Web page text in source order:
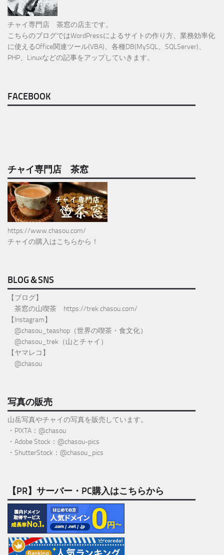
チャイ専門店 茶窓の店主です。
こちらのブログではWordPressによるサイトの作り方、業務効率化
に使えるOffice関連ツール(VBA)、各種DB(MySQL、SQLServer)、
PHP、Linuxなどの記事をアップしていきます。
FACEBOOK
チャイ専門店 茶窓
https://www.chasou.com/
チャイの購入はこちらから！
BLOG＆SNS
【ブログ】
茶窓の山喫茶 https://trek.chasou.com/
【Instagram】
@chasou_teashop （世界の喫茶・食文化）
@chasou_trek （山とチャイ）
【ヤマレコ】
@chasou
写真の販売
山岳写真やチャイの写真を販売しています。
・PIXTA：@chasou
・Adobe Stock：@chasou-pics
・ShutterStock：@chasou_pics
【PR】サーバー・PC購入はこちらから